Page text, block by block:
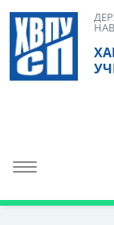
Skip
content
Toggle navigation